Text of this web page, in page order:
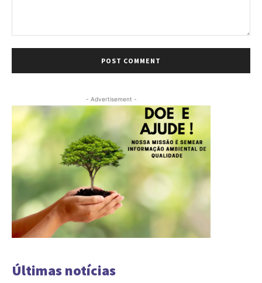
- Advertisement -
Últimas notícias